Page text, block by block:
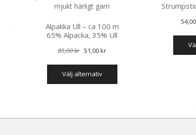
Alpakka Ull – ca 100 m
65% Alpacka, 35% Ull
85,00kr Det
ursprungliga
priset
51,00krDet
nuvarande
välj alternativ
Den
produkten
varianter.
54,00